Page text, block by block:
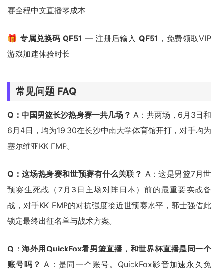
赛全程中文直播零成本
🎁专属兑换码 QF51 — 注册后输入 QF51 ，免费领取VIP
游戏加速体验时长
常见问题 FAQ
Q：中国男篮长沙热身赛一共几场？ A：共两场，6月3日和
6月4日，均为19:30在长沙中南大学体育馆开打，对手均为
塞尔维亚KK FMP。
Q：这场热身赛和世预赛有什么关联？ A：这是男篮7月世
预赛生死战（7月3日主场对阵日本）前的最重要实战备
战，对手KK FMP的对抗强度接近世预赛水平，郭士强借此
锁定最终出征名单与战术方案。
Q：海外用QuickFox看男篮直播，和世界杯直播是同一个
账号吗？ A：是同一个账号。QuickFox影音加速永久免